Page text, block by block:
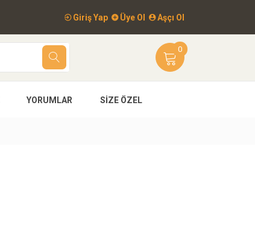
Giriş Yap Üye Ol Aşçı Ol
0
YORUMLAR SIZE ÖZEL